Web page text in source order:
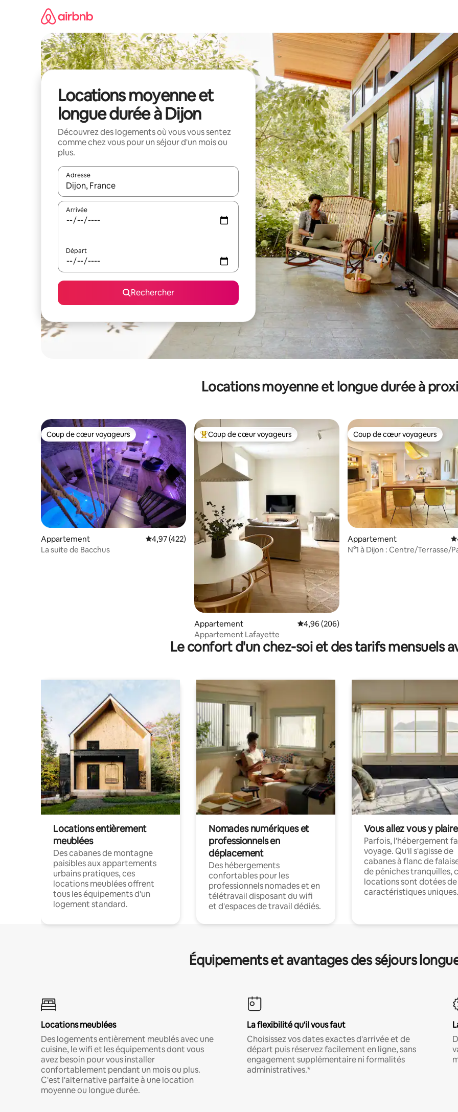
Locations moyenne et
longue durée à Dijon
Découvrez des logements où vous vous sentez
comme chez vous pour un séjour d'un mois ou
plus.
Adresse
Lorsque les résultats s'affichent, utilisez les flèches vers le haut et vers le bas pour les parcourir ou en appuyant et en
Arrivée
Départ
Rechercher
Locations moyenne et longue durée à
Coup de cœur voyageurs
Coup de cœur voyageurs
Appartement Évaluation moyenne sur la base de 422 commentaires : 4,97 sur 5
4,97 (422)
La suite de Bacchus
Coups de cœur voyageurs les plus appréciés
Coup de cœur voyageurs
Appartement Évaluation moyenne sur la base de 206
4,96 (206)
Appartement Lafayette
Coup de cœur voyageurs
Coup de cœur voyageurs
Appartement
N°1 à Dijon : Centre/Terrasse/
Le confort d'un chez-soi et des tarifs mensuels
Locations entièrement
meublées
Des cabanes de montagne
paisibles aux appartements
urbains pratiques, ces
locations meublées offrent
tous les équipements d'un
logement standard.
Nomades numériques et
professionnels en
déplacement
Des hébergements
confortables pour les
professionnels nomades et en
télétravail disposant du wifi
et d'espaces de travail dédiés.
Vous allez vous y plaire
Parfois, l'hébergement
voyage. Qu'il s'agisse de
cabanes à flanc de
de péniches tranquilles,
locations sont dotées de
caractéristiques uniques.
Équipements et avantages des séjours
Locations meublées
Des logements entièrement meublés avec une
cuisine, le wifi et les équipements dont vous
avez besoin pour vous installer
confortablement pendant un mois ou plus.
C'est l'alternative parfaite à une location
moyenne ou longue durée.
La flexibilité qu'il vous faut
Choisissez vos dates exactes d'arrivée et de
départ puis réservez facilement en ligne, sans
engagement supplémentaire ni formalités
administratives.*